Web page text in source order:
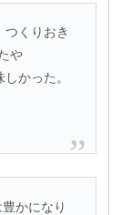
つくりおき
や
かった。
かになり